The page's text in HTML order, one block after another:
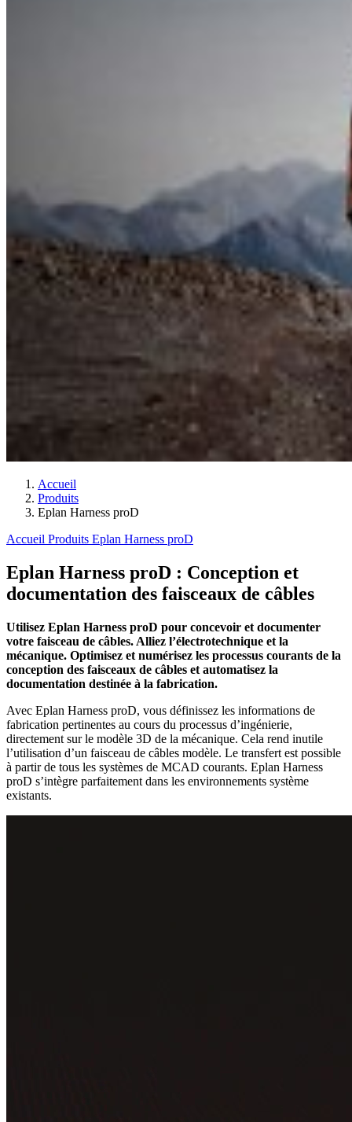
Accueil
Produits
Eplan Harness proD
Accueil Produits Eplan Harness proD
Eplan Harness proD : Conception et
documentation des faisceaux de câbles
Utilisez Eplan Harness proD pour concevoir et documenter
votre faisceau de câbles. Alliez l’électrotechnique et la
mécanique. Optimisez et numérisez les processus courants de la
conception des faisceaux de câbles et automatisez la
documentation destinée à la fabrication.
Avec Eplan Harness proD, vous définissez les informations de
fabrication pertinentes au cours du processus d’ingénierie,
directement sur le modèle 3D de la mécanique. Cela rend inutile
l’utilisation d’un faisceau de câbles modèle. Le transfert est possible
à partir de tous les systèmes de MCAD courants. Eplan Harness
proD s’intègre parfaitement dans les environnements système
existants.